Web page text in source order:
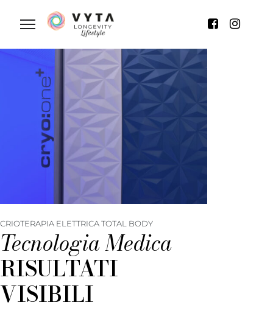
CRIOTERAPIA ELETTRICA TOTAL BODY
Tecnologia Medica
RISULTATI
VISIBILI